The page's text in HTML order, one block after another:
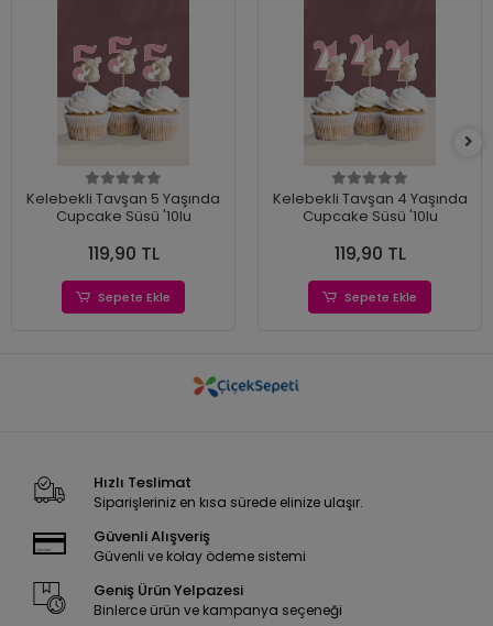
Kelebekli Tavşan 5 Yaşında
Cupcake Süsü '10lu
119,90 TL
Sepete Ekle
Kelebekli Tavşan 4 Yaşında
Cupcake Süsü '10lu
119,90 TL
Sepete Ekle
Hızlı Teslimat
Siparişleriniz en kısa sürede elinize ulaşır.
Güvenli Alışveriş
Güvenli ve kolay ödeme sistemi
Geniş Ürün Yelpazesi
Binlerce ürün ve kampanya seçeneği